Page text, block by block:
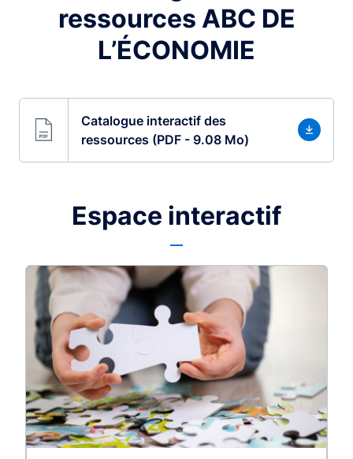
ressources ABC DE
L’ÉCONOMIE
Catalogue interactif des
ressources (PDF - 9.08 Mo)
Espace interactif